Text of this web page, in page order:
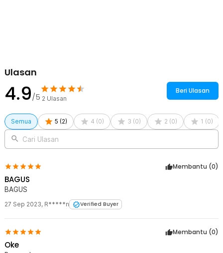
Ulasan
4.9/5 2 Ulasan
Beri Ulasan
Semua 5 (2) 4 (0) 3 (0) 2 (0) 1 (0)
Cari Ulasan
Membantu (0)
BAGUS
BAGUS
27 Sep 2023, R*****n Verified Buyer
Membantu (0)
Oke